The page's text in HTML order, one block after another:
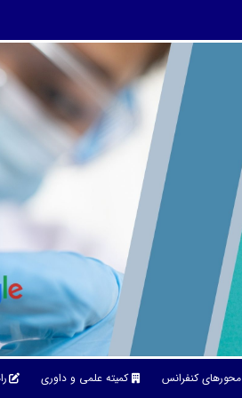
محورهای کنفرانس کمیته علمی و داوری